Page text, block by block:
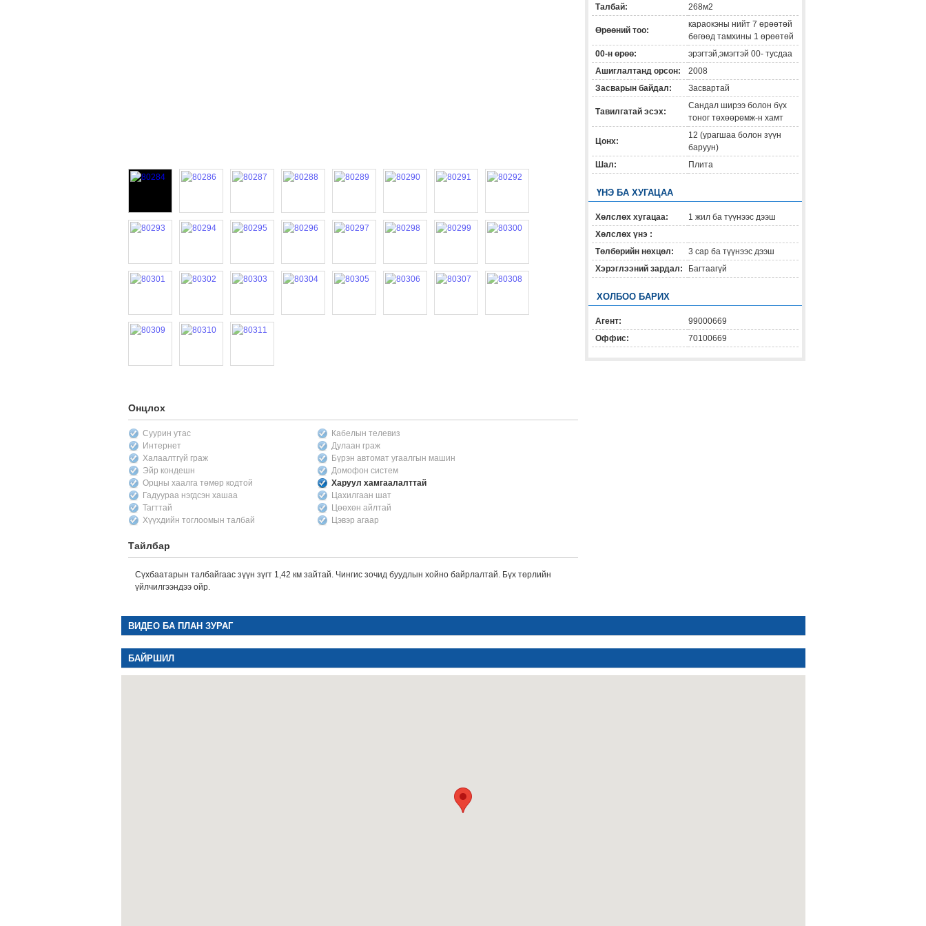
Онцлох
Суурин утас
Кабелын телевиз
Интернет
Дулаан граж
Халаалтгүй граж
Бүрэн автомат угаалгын машин
Эйр кондешн
Домофон систем
Орцны хаалга төмөр кодтой
Харуул хамгаалалттай
Гадуураа нэгдсэн хашаа
Цахилгаан шат
Тагттай
Цөөхөн айлтай
Хүүхдийн тоглоомын талбай
Цэвэр агаар
Тайлбар
Сүхбаатарын талбайгаас зүүн зүгт 1,42 км зайтай. Чингис зочид буудлын хойно байрлалтай. Бүх төрлийн
үйлчилгээндээ ойр.
Талбай:
268м2
Өрөөний тоо:
караокэны нийт 7 өрөөтөй
бөгөөд тамхины 1 өрөөтөй
00-н өрөө:
эрэгтэй,эмэгтэй 00- тусдаа
Ашиглалтанд орсон:
2008
Засварын байдал:
Засвартай
Тавилгатай эсэх:
Сандал ширээ болон бүх
тоног төхөөрөмж-н хамт
Цонх:
12 (урагшаа болон зүүн
баруун)
Шал:
Плита
ҮНЭ БА ХУГАЦАА
Хөлслөх хугацаа:
1 жил ба түүнээс дээш
Хөлслөх үнэ :
Төлбөрийн нөхцөл:
3 сар ба түүнээс дээш
Хэрэглээний зардал:
Багтаагүй
ХОЛБОО БАРИХ
Агент:
99000669
Оффис:
70100669
ВИДЕО БА ПЛАН ЗУРАГ
БАЙРШИЛ